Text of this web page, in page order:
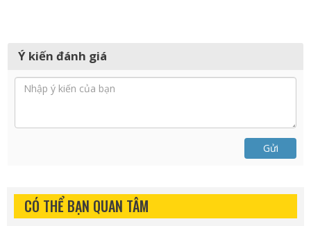
Ý kiến đánh giá
Gửi
CÓ THỂ BẠN QUAN TÂM